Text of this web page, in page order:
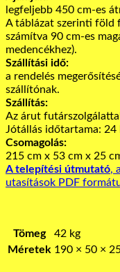
legfeljebb 450 cm-es
A táblázat szerinti föld
számítva 90 cm-es
medencékhez).
Szállítási idő:
a rendelés
szállítónak.
Szállítás:
Az árut
Jótállás időtartama: 24
Csomagolás:
215 cm x 53 cm x 25
A telepítési útmutató,
utasítások PDF
Tömeg
42 kg
Méretek 190 × 50 ×